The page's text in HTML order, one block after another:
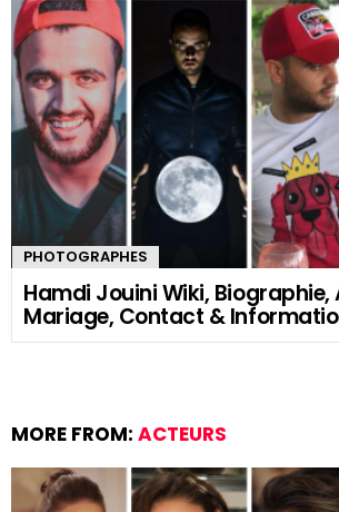
PHOTOGRAPHES
Hamdi Jouini Wiki, Biographie,
Mariage, Contact &
MORE FROM: ACTEURS